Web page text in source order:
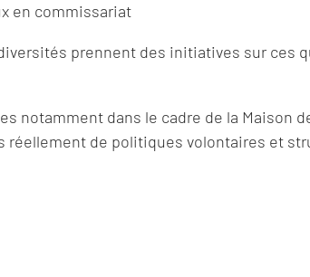
en commissariat
prennent des initiatives sur ces
notamment dans le cadre de la Maison
réellement de politiques volontaires et